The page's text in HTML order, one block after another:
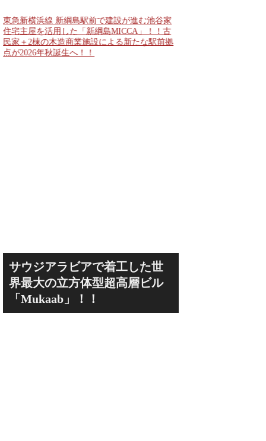
東急新横浜線 新綱島駅前で建設が進む池谷家
住宅主屋を活用した「新綱島MICCA」！！古
民家＋2棟の木造商業施設による新たな駅前拠
点が2026年秋誕生へ！！
サウジアラビアで着工した世
界最大の立方体型超高層ビル
「Mukaab」！！